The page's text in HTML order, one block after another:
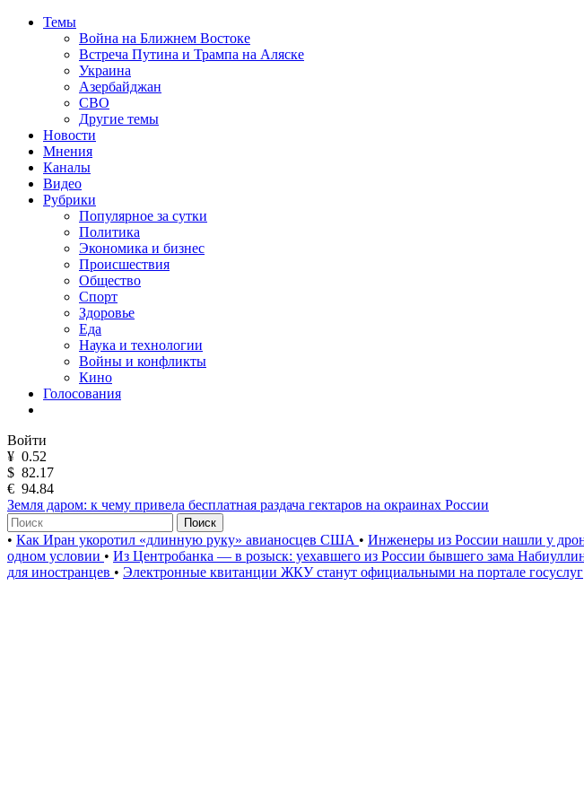
Темы
Война на Ближнем Востоке
Встреча Путина и Трампа на Аляске
Украина
Азербайджан
СВО
Другие темы
Новости
Мнения
Каналы
Видео
Рубрики
Популярное за сутки
Политика
Экономика и бизнес
Происшествия
Общество
Спорт
Здоровье
Еда
Наука и технологии
Войны и конфликты
Кино
Голосования
Войти
¥ 0.52
$ 82.17
€ 94.84
Земля даром: к чему привела бесплатная раздача гектаров на окраинах России
Поиск
• Как Иран укоротил «длинную руку» авианосцев США • Инженеры из России нашли у
одном условии • Из Центробанка — в розыск: уехавшего из России бывшего зама
для иностранцев • Электронные квитанции ЖКУ станут официальными на портале госуслуг